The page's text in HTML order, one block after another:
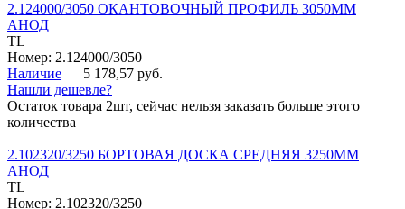
2.124000/3050 ОКАНТОВОЧНЫЙ ПРОФИЛЬ 3050ММ
АНОД
TL
Номер: 2.124000/3050
Наличие
5 178,57 руб.
Нашли дешевле?
Остаток товара 2шт, сейчас нельзя заказать больше этого
количества
2.102320/3250 БОРТОВАЯ ДОСКА СРЕДНЯЯ 3250ММ
АНОД
TL
Номер: 2.102320/3250